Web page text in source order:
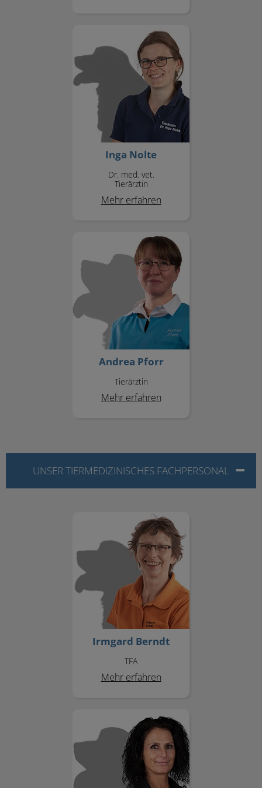
Inga Nolte
Inga Nolte
Dr. med. vet.
Tierärztin
Mehr erfahren
Andrea Pforr
Andrea Pforr
Tierärztin
Mehr erfahren
UNSER TIERMEDIZINISCHES FACHPERSONAL
Irmgard Berndt
Irmgard Berndt
TFA
Mehr erfahren
Natascha Peppel